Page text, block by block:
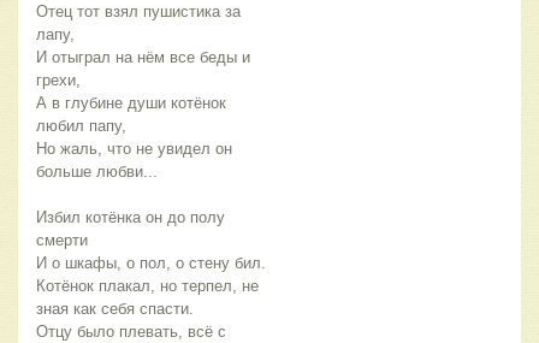
Отец тот взял пушистика за
лапу,
И отыграл на нём все беды и
грехи,
А в глубине души котёнок
любил папу,
Но жаль, что не увидел он
больше любви...
Избил котёнка он до полу
смерти
И о шкафы, о пол, о стену бил.
Котёнок плакал, но терпел, не
зная как себя спасти.
Отцу было плевать, всё с